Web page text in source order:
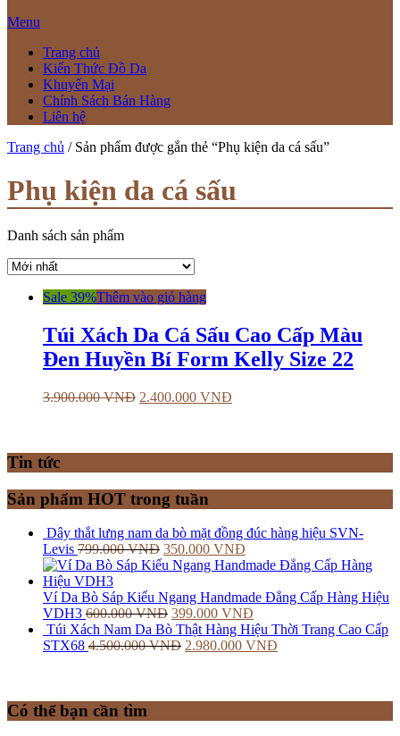
Menu
Trang chủ
Kiến Thức Đồ Da
Khuyến Mại
Chính Sách Bán Hàng
Liên hệ
Trang chủ / Sản phẩm được gắn thẻ “Phụ kiện da cá sấu”
Phụ kiện da cá sấu
Danh sách sản phẩm
Sale 39%Thêm vào giỏ hàng
Túi Xách Da Cá Sấu Cao Cấp Màu
Đen Huyền Bí Form Kelly Size 22
3.900.000VNĐ 2.400.000 VNĐ
Tin tức
Sản phẩm HOT trong tuần
Dây thắt lưng nam da bò mặt đồng đúc hàng hiệu SVN-
Levis 799.000VNĐ 350.000 VNĐ
Ví Da Bò Sáp Kiểu Ngang Handmade Đẳng Cấp Hàng Hiệu
VDH3 600.000VNĐ 399.000 VNĐ
Túi Xách Nam Da Bò Thật Hàng Hiệu Thời Trang Cao Cấp
STX68 4.500.000VNĐ 2.980.000 VNĐ
Có thể bạn cần tìm